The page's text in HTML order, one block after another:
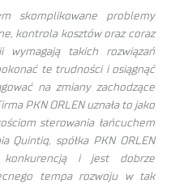
skomplikowane problemy
kontrola kosztów oraz coraz
takich rozwiązań
te trudności i osiągnąć
na zmiany zachodzące
PKN ORLEN uznała to jako
sterowania łańcuchem
Quintiq, spółka PKN ORLEN
konkurencją i jest dobrze
tempa rozwoju w tak